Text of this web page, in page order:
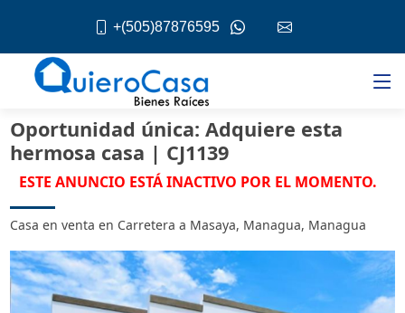
+(505)87876595
Oportunidad única: Adquiere esta
hermosa casa | CJ1139
ESTE ANUNCIO ESTÁ INACTIVO POR EL MOMENTO.
Casa en venta en Carretera a Masaya, Managua, Managua